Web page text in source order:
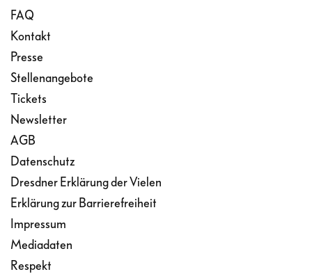
FAQ
Kontakt
Presse
Stellenangebote
Tickets
Newsletter
AGB
Datenschutz
Dresdner Erklärung der Vielen
Erklärung zur Barrierefreiheit
Impressum
Mediadaten
Respekt